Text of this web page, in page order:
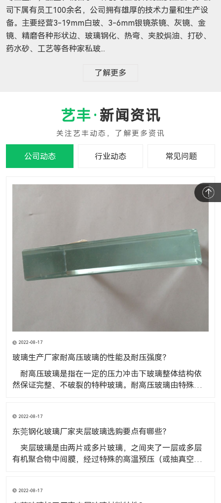
司下属有员工100余名，公司拥有雄厚的技术力量和生产设
备。主要经营3-19mm白玻、3-6mm银镜茶镜、灰镜、金
镜、精磨各种形状边、玻璃钢化、热弯、夹胶焗油、打砂、
药水砂、工艺等各种家私玻...
了解更多
新闻资讯
公司动态 行业动态 常见问题
2022-08-17
玻璃生产厂家耐高压玻璃的性能及耐压强度？
​ 耐高压玻璃是指在一定的压力冲击下玻璃整体结构依
然保证完整、不破裂的特种玻璃。耐高压玻璃由特殊材
泛应用于化工、石油、电力、制药、机械制造等领域。
玻璃生产厂家耐高压玻璃的性
2022-08-17
东莞钢化玻璃厂家夹层玻璃选购要点有哪些？
​ 夹层玻璃是由两片或多片玻璃，之间夹了一层或多层
有机聚合物中间膜，经过特殊的高温预压（或抽真空）
有哪些？ 1、看标志查证书
2022-08-17